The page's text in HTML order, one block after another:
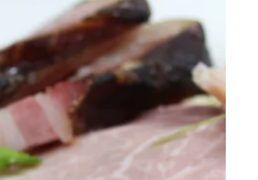
Même si on aime la déguster en hiver, la
soupe de chalet est à l’origine un plat
d’été que les armaillis dégustaient
pendant leur saison...